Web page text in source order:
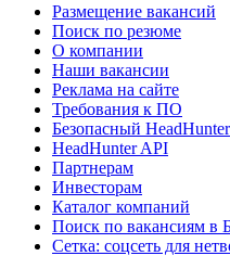
Размещение вакансий
Поиск по резюме
О компании
Наши вакансии
Реклама на сайте
Требования к ПО
Безопасный HeadHunter
HeadHunter API
Партнерам
Инвесторам
Каталог компаний
Поиск по вакансиям в
Сетка: соцсеть для